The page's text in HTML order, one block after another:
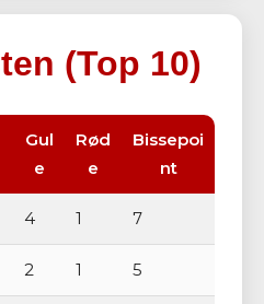
(Top 10)
Gul
e
Rød
e
Bissepoi
nt
4 1 7
2 1 5